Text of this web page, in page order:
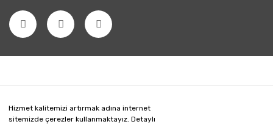
Hizmet kalitemizi artırmak adına internet
sitemizde çerezler kullanmaktayız. Detaylı